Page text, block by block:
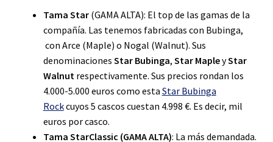
Tama Star(GAMA ALTA): El top de las gamas de la
compañía. Las tenemos fabricadas con Bubinga,
con Arce (Maple) o Nogal (Walnut). Sus
denominaciones Star Bubinga, Star MapleyStar
Walnutrespectivamente. Sus precios rondan los
4.000-5.000 euros como esta Star Bubinga
Rockcuyos 5 cascos cuestan 4.998 €. Es decir, mil
euros por casco.
Tama StarClassic (GAMA ALTA): La más demandada.